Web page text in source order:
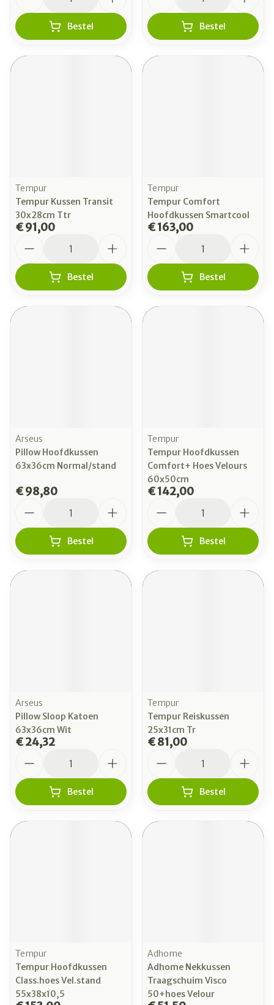
Bestel Bestel
Tempur
Tempur Kussen Transit
30x28cm Ttr
€ 91,00
Bestel
Tempur
Tempur Comfort
Hoofdkussen Smartcool
€ 163,00
Bestel
Arseus
Pillow Hoofdkussen
63x36cm Normal/stand
€ 98,80
Bestel
Tempur
Tempur Hoofdkussen
Comfort+ Hoes Velours
60x50cm
€ 142,00
Bestel
Arseus
Pillow Sloop Katoen
63x36cm Wit
€ 24,32
Bestel
Tempur
Tempur Reiskussen
25x31cm Tr
€ 81,00
Bestel
Tempur
Tempur Hoofdkussen
Class.hoes Vel.stand
55x38x10,5
Adhome
Adhome Nekkussen
Traagschuim Visco
50+hoes Velour